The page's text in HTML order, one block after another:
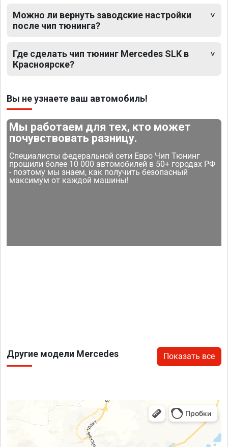
Можно ли вернуть заводские настройки
после чип тюнинга?
Где сделать чип тюнинг Mercedes SLK в
Красноярске?
Вы не узнаете ваш автомобиль!
Мы работаем для тех, кто может
почувствовать разницу.
Специалисты федеральной сети Евро Чип Тюнинг
прошили более 10 000 автомобилей в 50+ городах РФ
- поэтому мы знаем, как получить безопасный
максимум от каждой машины!
Другие модели Mercedes Показать все